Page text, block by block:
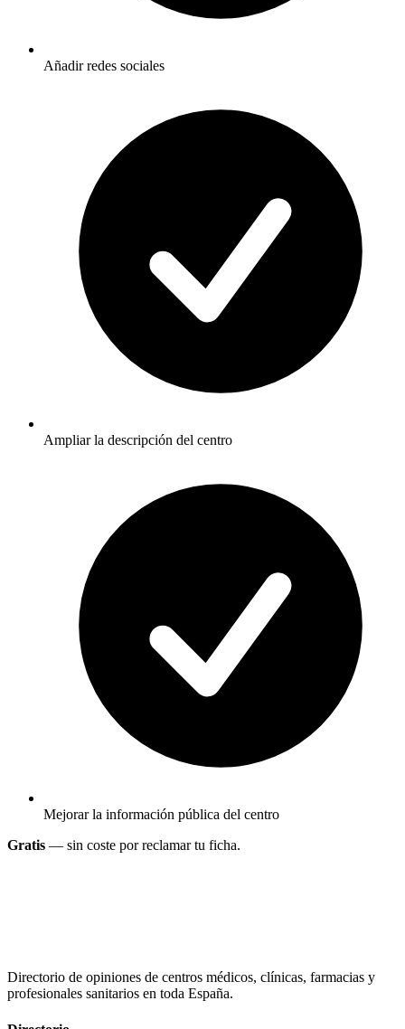
Añadir redes sociales
Ampliar la descripción del centro
Mejorar la información pública del centro
Gratis — sin coste por reclamar tu ficha.
Directorio de opiniones de centros médicos, clínicas, farmacias y
profesionales sanitarios en toda España.